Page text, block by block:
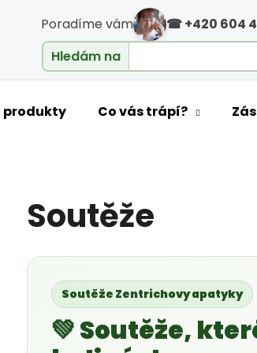
Poradíme vám ☎ +420 604
Hledám na
produkty Co vás trápí?
Soutěže
Soutěže Zentrichovy apatyky
💚 Soutěže,
Co potřebujete
Doporučujeme